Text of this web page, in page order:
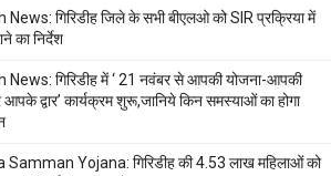
News: गिरिडीह जिले के सभी बीएलओ को SIR प्रक्रिया में
का निर्देश
News: गिरिडीह में ‘ 21 नवंबर से आपकी योजना-आपकी
द्वार’ कार्यक्रम शुरू,जानिये किन समस्याओं का होगा
Samman Yojana: गिरिडीह की 4.53 लाख महिलाओं को